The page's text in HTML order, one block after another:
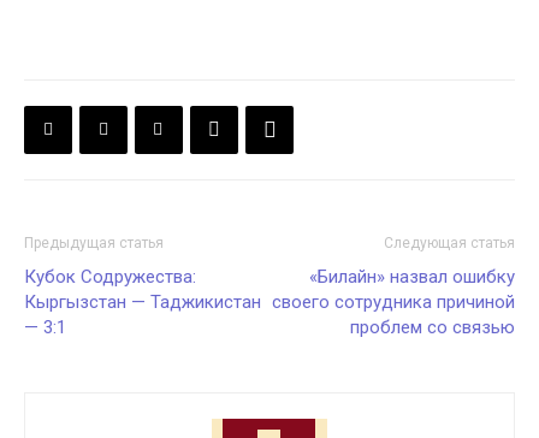
Предыдущая статья
Кубок Содружества:
Кыргызстан — Таджикистан
— 3:1
Следующая статья
«Билайн» назвал ошибку
своего сотрудника причиной
проблем со связью